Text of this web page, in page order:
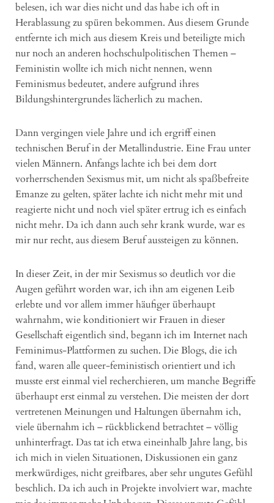
belesen, ich war dies nicht und das habe ich oft in
Herablassung zu spüren bekommen. Aus diesem Grunde
entfernte ich mich aus diesem Kreis und beteiligte mich
nur noch an anderen hochschulpolitischen Themen –
Feministin wollte ich mich nicht nennen, wenn
Feminismus bedeutet, andere aufgrund ihres
Bildungshintergrundes lächerlich zu machen.
Dann vergingen viele Jahre und ich ergriff einen
technischen Beruf in der Metallindustrie. Eine Frau unter
vielen Männern. Anfangs lachte ich bei dem dort
vorherrschenden Sexismus mit, um nicht als spaßbefreite
Emanze zu gelten, später lachte ich nicht mehr mit und
reagierte nicht und noch viel später ertrug ich es einfach
nicht mehr. Da ich dann auch sehr krank wurde, war es
mir nur recht, aus diesem Beruf aussteigen zu können.
In dieser Zeit, in der mir Sexismus so deutlich vor die
Augen geführt worden war, ich ihn am eigenen Leib
erlebte und vor allem immer häufiger überhaupt
wahrnahm, wie konditioniert wir Frauen in dieser
Gesellschaft eigentlich sind, begann ich im Internet nach
Feminimus-Plattformen zu suchen. Die Blogs, die ich
fand, waren alle queer-feministisch orientiert und ich
musste erst einmal viel recherchieren, um manche Begriffe
überhaupt erst einmal zu verstehen. Die meisten der dort
vertretenen Meinungen und Haltungen übernahm ich,
viele übernahm ich – rückblickend betrachtet – völlig
unhinterfragt. Das tat ich etwa eineinhalb Jahre lang, bis
ich mich in vielen Situationen, Diskussionen ein ganz
merkwürdiges, nicht greifbares, aber sehr ungutes Gefühl
beschlich. Da ich auch in Projekte involviert war, machte